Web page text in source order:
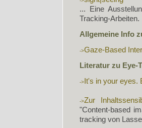
... Eine
Tracking-Arbeiten.
Allgemeine Info
Gaze-Based
Literatur zu Eye-
It's in your eyes.
Zur
"Content-based
tracking von